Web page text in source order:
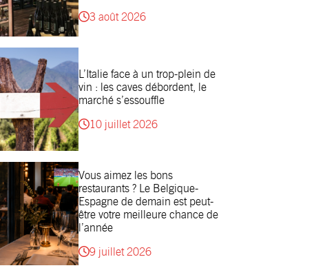
3 août 2026
L’Italie face à un trop-plein de
vin : les caves débordent, le
marché s’essouffle
10 juillet 2026
Vous aimez les bons
restaurants ? Le Belgique-
Espagne de demain est peut-
être votre meilleure chance de
l’année
9 juillet 2026